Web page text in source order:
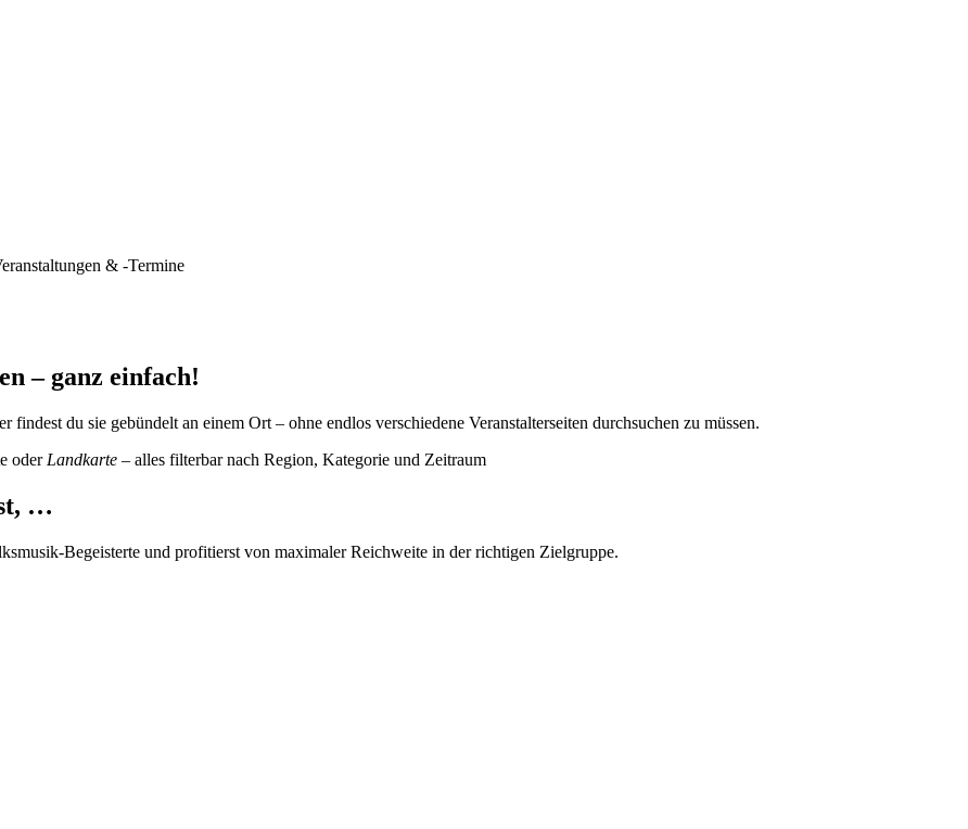
& -Termine
– ganz einfach!
du sie gebündelt an einem Ort – ohne endlos verschiedene Veranstalterseiten durchsuchen zu müssen.
oder Landkarte – alles filterbar nach Region, Kategorie und Zeitraum
…
Begeisterte und profitierst von maximaler Reichweite in der richtigen Zielgruppe.